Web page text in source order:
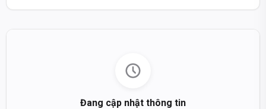
Đang cập nhật thông tin